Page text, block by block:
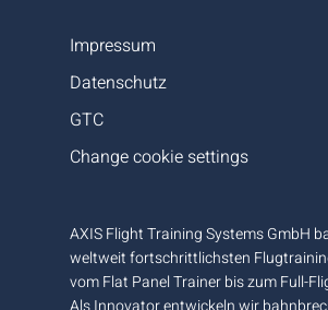
AXIS Flight Training Systems GmbH
weltweit fortschrittlichsten
vom Flat Panel Trainer bis zum Full-
Impressum
Datenschutz
GTC
Change cookie settings